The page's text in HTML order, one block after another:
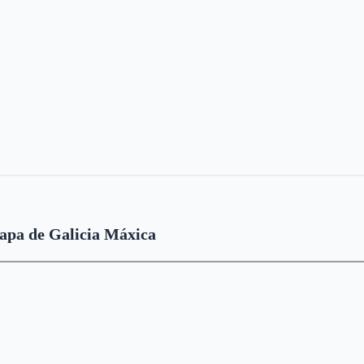
de Galicia Máxica